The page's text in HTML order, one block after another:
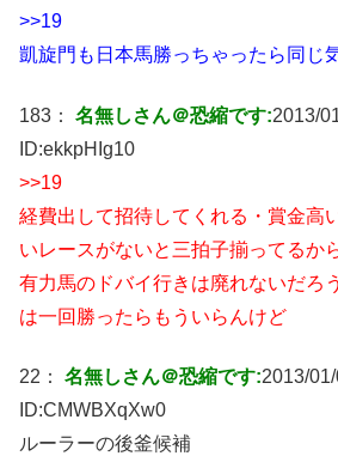
>>19
凱旋門も日本馬勝っちゃったら同じ
183： 名無しさん＠恐縮です:2013/
ID:ekkpHIg10
>>19
経費出して招待してくれる・賞金高
いレースがないと三拍子揃ってるか
有力馬のドバイ行きは廃れないだろ
は一回勝ったらもういらんけど
22： 名無しさん＠恐縮です:2013/
ID:CMWBXqXw0
ルーラーの後釜候補